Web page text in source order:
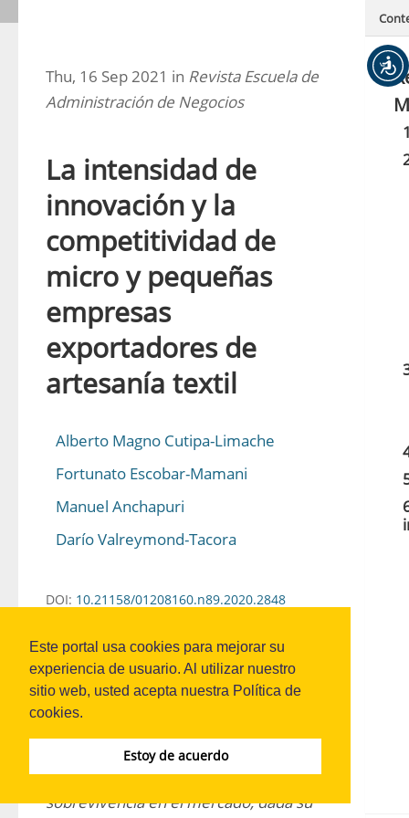
Este portal usa cookies para mejorar su
experiencia de usuario. Al utilizar nuestro
sitio web, usted acepta nuestra Política de
cookies.
Estoy de acuerdo
Thu, 16 Sep 2021 in Revista Escuela de
Administración de Negocios
La intensidad de
innovación y la
competitividad de
micro y pequeñas
empresas
exportadores de
artesanía textil
Alberto Magno Cutipa-Limache
Fortunato Escobar-Mamani
Manuel Anchapuri
Darío Valreymond-Tacora
DOI: 10.21158/01208160.n89.2020.2848
Resumen
competitiva de micro y pequeñas
empresas -mype- induce solo a la
sobrevivencia en el mercado, dada su